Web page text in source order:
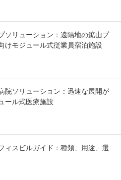
ソリューション：遠隔地の鉱山プ
けモジュール式従業員宿泊施設
院ソリューション：迅速な展開が
ール式医療施設
ィスビルガイド：種類、用途、選